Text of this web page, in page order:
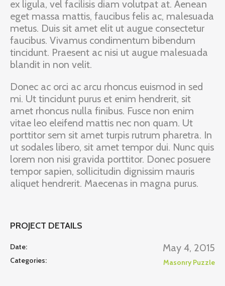
ex ligula, vel facilisis diam volutpat at. Aenean
eget massa mattis, faucibus felis ac, malesuada
metus. Duis sit amet elit ut augue consectetur
faucibus. Vivamus condimentum bibendum
tincidunt. Praesent ac nisi ut augue malesuada
blandit in non velit.
Donec ac orci ac arcu rhoncus euismod in sed
mi. Ut tincidunt purus et enim hendrerit, sit
amet rhoncus nulla finibus. Fusce non enim
vitae leo eleifend mattis nec non quam. Ut
porttitor sem sit amet turpis rutrum pharetra. In
ut sodales libero, sit amet tempor dui. Nunc quis
lorem non nisi gravida porttitor. Donec posuere
tempor sapien, sollicitudin dignissim mauris
aliquet hendrerit. Maecenas in magna purus.
PROJECT DETAILS
Date: May 4, 2015
Categories: Masonry Puzzle